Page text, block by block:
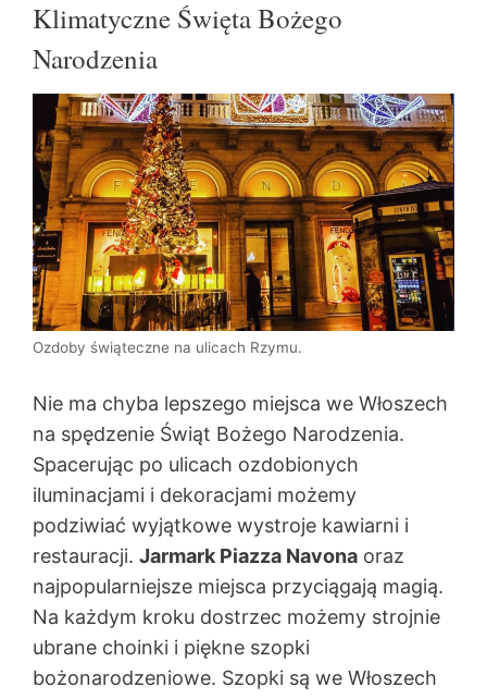
Klimatyczne Święta Bożego
Narodzenia
Ozdoby świąteczne na ulicach Rzymu.
Nie ma chyba lepszego miejsca we Włoszech
na spędzenie Świąt Bożego Narodzenia.
Spacerując po ulicach ozdobionych
iluminacjami i dekoracjami możemy
podziwiać wyjątkowe wystroje kawiarni i
restauracji. Jarmark Piazza Navona oraz
najpopularniejsze miejsca przyciągają magią.
Na każdym kroku dostrzec możemy strojnie
ubrane choinki i piękne szopki
bożonarodzeniowe. Szopki są we Włoszech